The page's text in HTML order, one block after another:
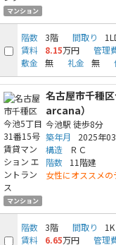
マンション
階数 3階 間取り
賃料 8.15万円 管理
敷金
無 礼金 無
マンション
名古屋市千種
arcana）
今池駅 徒歩8分
築年月
2025年
構造
ＲＣ
階数
11階建
女性にオススメ
階数 3階 間取り 1K
賃料 6.65万円 管理